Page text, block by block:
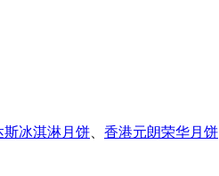
斯冰淇淋月饼 香港元朗荣华月饼